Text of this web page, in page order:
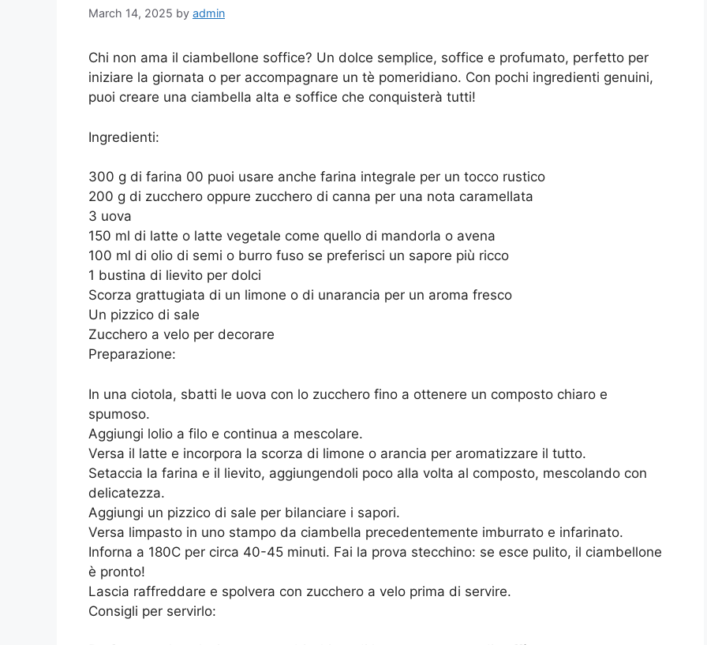
March 14, 2025 by admin
Chi non ama il ciambellone soffice? Un dolce semplice, soffice e profumato, perfetto per
iniziare la giornata o per accompagnare un tè pomeridiano. Con pochi ingredienti genuini,
puoi creare una ciambella alta e soffice che conquisterà tutti!
Ingredienti:
300 g di farina 00 puoi usare anche farina integrale per un tocco rustico
200 g di zucchero oppure zucchero di canna per una nota caramellata
3 uova
150 ml di latte o latte vegetale come quello di mandorla o avena
100 ml di olio di semi o burro fuso se preferisci un sapore più ricco
1 bustina di lievito per dolci
Scorza grattugiata di un limone o di unarancia per un aroma fresco
Un pizzico di sale
Zucchero a velo per decorare
Preparazione:
In una ciotola, sbatti le uova con lo zucchero fino a ottenere un composto chiaro e
spumoso.
Aggiungi lolio a filo e continua a mescolare.
Versa il latte e incorpora la scorza di limone o arancia per aromatizzare il tutto.
Setaccia la farina e il lievito, aggiungendoli poco alla volta al composto, mescolando con
delicatezza.
Aggiungi un pizzico di sale per bilanciare i sapori.
Versa limpasto in uno stampo da ciambella precedentemente imburrato e infarinato.
Inforna a 180C per circa 40-45 minuti. Fai la prova stecchino: se esce pulito, il ciambellone
è pronto!
Lascia raffreddare e spolvera con zucchero a velo prima di servire.
Consigli per servirlo: